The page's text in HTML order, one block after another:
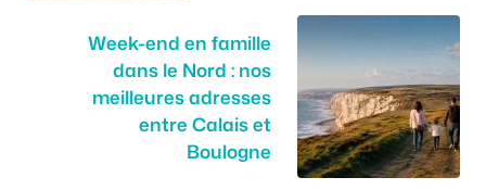
Week-end en famille
dans le Nord : nos
meilleures adresses
entre Calais et
Boulogne